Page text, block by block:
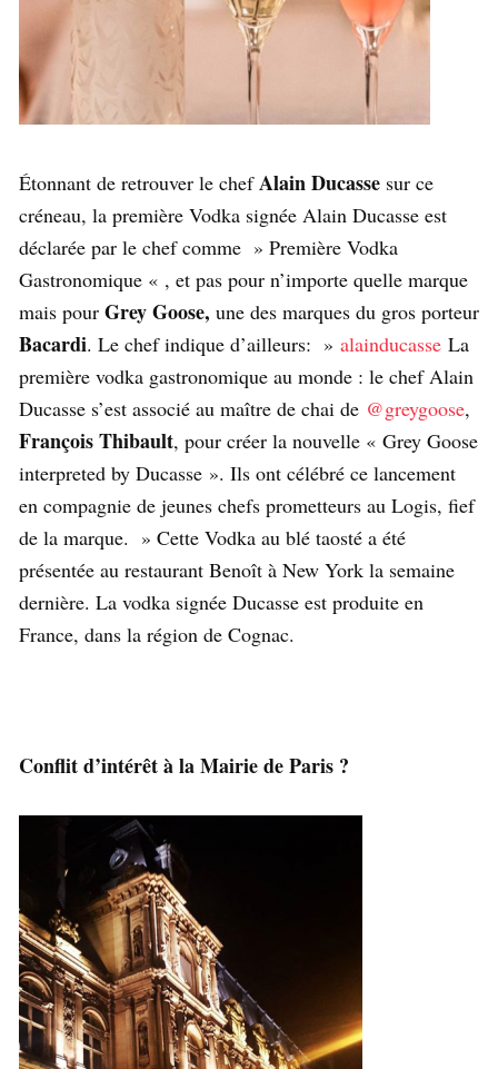
Étonnant de retrouver le chefAlain Ducasse sur ce
créneau, la première Vodka signée Alain Ducasse est
déclarée par le chef comme » Première Vodka
Gastronomique « , et pas pour n’importe quelle marque
mais pour Grey Goose, une des marques du gros porteur
Bacardi. Le chef indique d’ailleurs: » alainducasse La
première vodka gastronomique au monde : le chef Alain
Ducasse s’est associé au maître de chai de @greygoose,
François Thibault, pour créer la nouvelle « Grey Goose
interpreted by Ducasse ». Ils ont célébré ce lancement
en compagnie de jeunes chefs prometteurs au Logis, fief
de la marque. » Cette Vodka au blé taosté a été
présentée au restaurant Benoît à New York la semaine
dernière. La vodka signée Ducasse est produite en
France, dans la région de Cognac.
Conflit d’intérêt à la Mairie de Paris ?